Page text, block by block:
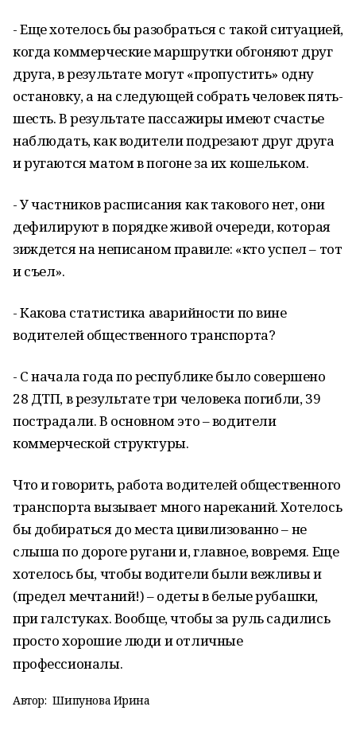
- Еще хотелось бы разобраться с такой ситуацией,
когда коммерческие маршрутки обгоняют друг
друга, в результате могут «пропустить» одну
остановку, а на следующей собрать человек пять-
шесть. В результате пассажиры имеют счастье
наблюдать, как водители подрезают друг друга
и ругаются матом в погоне за их кошельком.
- У частников расписания как такового нет, они
дефилируют в порядке живой очереди, которая
зиждется на неписаном правиле: «кто успел – тот
и съел».
- Какова статистика аварийности по вине
водителей общественного транспорта?
- С начала года по республике было совершено
28 ДТП, в результате три человека погибли, 39
пострадали. В основном это – водители
коммерческой структуры.
Что и говорить, работа водителей общественного
транспорта вызывает много нареканий. Хотелось
бы добираться до места цивилизованно – не
слыша по дороге ругани и, главное, вовремя. Еще
хотелось бы, чтобы водители были вежливы и
(предел мечтаний!) – одеты в белые рубашки,
при галстуках. Вообще, чтобы за руль садились
просто хорошие люди и отличные
профессионалы.
Автор: Шипунова Ирина